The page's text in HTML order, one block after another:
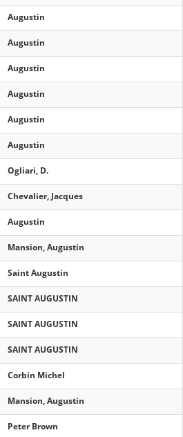
Augustin
Augustin
Augustin
Augustin
Augustin
Augustin
Ogliari, D.
Chevalier, Jacques
Augustin
Mansion, Augustin
Saint Augustin
SAINT AUGUSTIN
SAINT AUGUSTIN
SAINT AUGUSTIN
Corbin Michel
Mansion, Augustin
Peter Brown